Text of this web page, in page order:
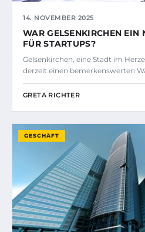
14. NOVEMBER 2025
WAR GELSENKIRCHEN EIN
FÜR STARTUPS?
Gelsenkirchen, eine Stadt im
derzeit einen bemerkenswerten
GRETA RICHTER
GESCHÄFT